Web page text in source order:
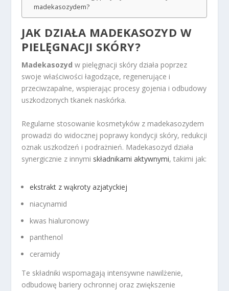
madekasozydem?
JAK DZIAŁA MADEKASOZYD W
PIELĘGNACJI SKÓRY?
Madekasozyd w pielęgnacji skóry działa poprzez
swoje właściwości łagodzące, regenerujące i
przeciwzapalne, wspierając procesy gojenia i odbudowy
uszkodzonych tkanek naskórka.
Regularne stosowanie kosmetyków z madekasozydem
prowadzi do widocznej poprawy kondycji skóry, redukcji
oznak uszkodzeń i podrażnień. Madekasozyd działa
synergicznie z innymi składnikami aktywnymi, takimi jak:
ekstrakt z wąkroty azjatyckiej
niacynamid
kwas hialuronowy
panthenol
ceramidy
Te składniki wspomagają intensywne nawilżenie,
odbudowę bariery ochronnej oraz zwiększenie